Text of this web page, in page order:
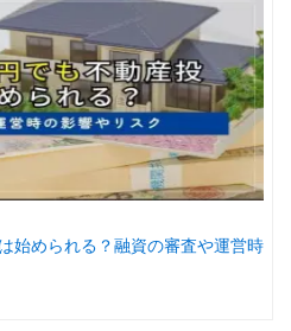
始められる？融資の審査や運営時